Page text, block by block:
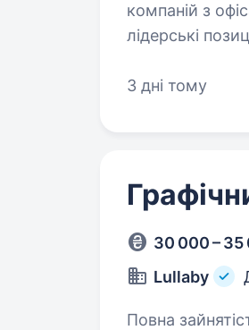
компаній з
лідерські
3 дні тому
30 000 – 35
Lullaby
Повна зайнятість. Досвід